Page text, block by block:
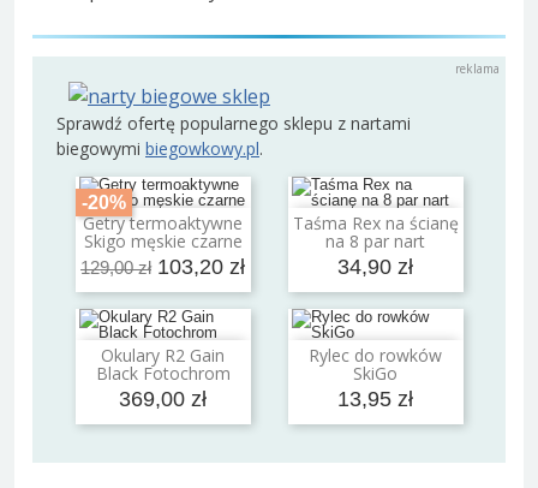
Sprawdź ofertę popularnego sklepu z nartami
biegowymi biegowkowy.pl.
-20%
Getry termoaktywne
Skigo męskie czarne
129,00 zł 103,20 zł
Dodaj do koszyka Taśma Rex na ścianę
na 8 par nart
34,90 zł
Dodaj do koszyka
Okulary R2 Gain
Black Fotochrom
369,00 zł
Dodaj do koszyka Rylec do rowków
SkiGo
13,95 zł
Dodaj do koszyka